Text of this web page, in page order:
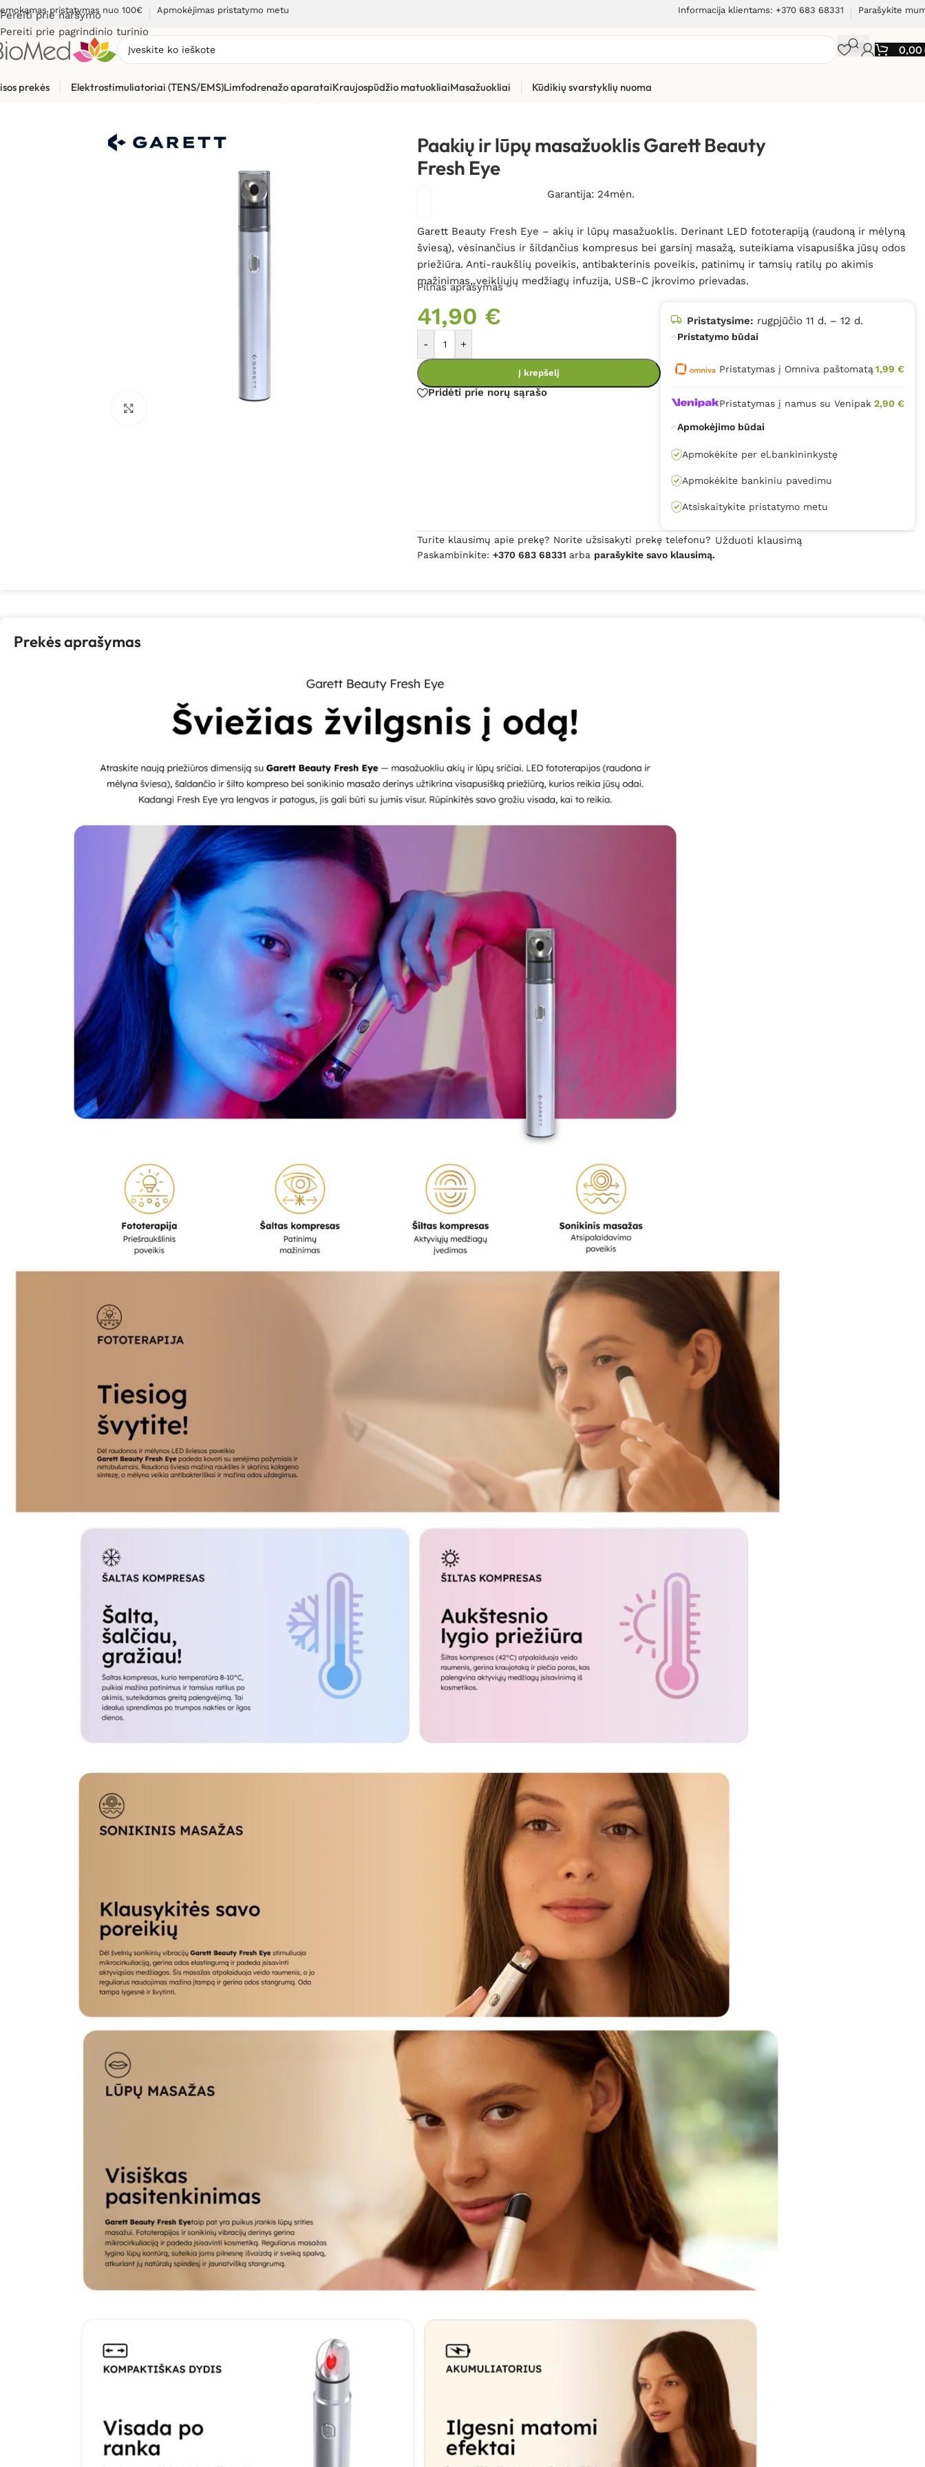
Pereiti prie naršymo
Pereiti prie pagrindinio turinio
pristatymas nuo 100€ Apmokėjimas pristatymo metu Informacija klientams: +370 683 68331 Parašykite
0,00
prekės Elektrostimuliatoriai (TENS/EMS)Limfodrenažo aparataiKraujospūdžio matuokliaiMasažuokliai Kūdikių svarstyklių nuoma
Masažuokliai
Paakių ir lūpų masažuoklis Garett Beauty
Fresh Eye
Garantija: 24mėn.
Garett Beauty Fresh Eye – akių ir lūpų masažuoklis. Derinant LED fototerapiją (raudoną ir mėlyną
šviesą), vėsinančius ir šildančius kompresus bei garsinį masažą, suteikiama visapusiška jūsų odos
priežiūra. Anti-raukšlių poveikis, antibakterinis poveikis, patinimų ir tamsių ratilų po akimis
mažinimas, veikliųjų medžiagų infuzija, USB-C įkrovimo prievadas.
Pilnas aprašymas
41,90 €
- +
Į krepšelį
Pridėti prie norų sąrašo
Pristatysime: rugpjūčio 11 d. – 12 d.
Pristatymo būdai
Pristatymas į Omniva paštomatą 1,99 €
Pristatymas į namus su Venipak 2,90 €
Apmokėjimo būdai
Apmokėkite per el.bankininkystę
Apmokėkite bankiniu pavedimu
Atsiskaitykite pristatymo metu
Turite klausimų apie prekę? Norite užsisakyti prekę telefonu?
Paskambinkite:+370 683 68331 arba parašykite savo klausimą.
Užduoti klausimą
Prekės aprašymas